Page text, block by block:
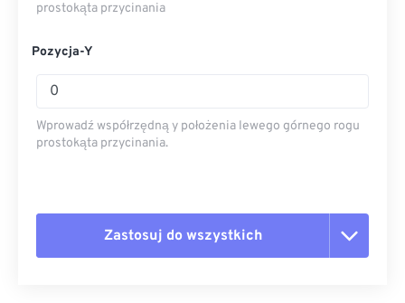
prostokąta przycinania
Pozycja-Y
Wprowadź współrzędną y położenia lewego górnego rogu
prostokąta przycinania.
Zastosuj do wszystkich